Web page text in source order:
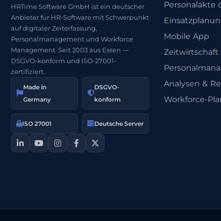
HRTime Software GmbH ist ein deutscher
Anbieter für HR-Software mit Schwerpunkt
auf digitaler Zeiterfassung,
Personalmanagement und Workforce
Management. Seit 2003 aus Essen —
DSGVO-konform und ISO-27001-
zertifiziert.
Made in
Germany
DSGVO-
konform
ISO 27001 Deutsche Server
Personalakte
Mobile App
Zeitwirtschaft
Analysen &
Workforce-